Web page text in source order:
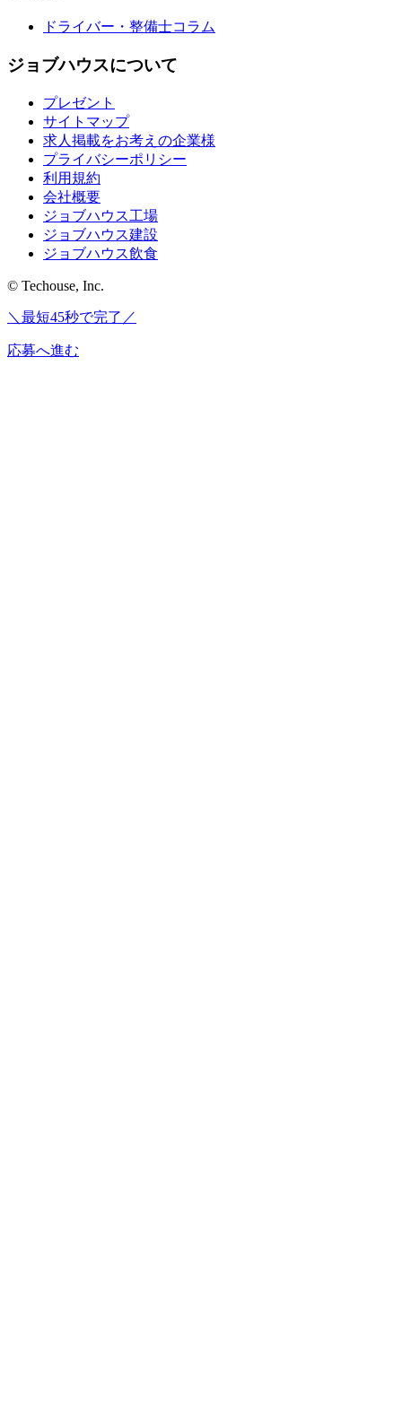
ドライバー・整備士コラム
ジョブハウスについて
プレゼント
サイトマップ
求人掲載をお考えの企業様
プライバシーポリシー
利用規約
会社概要
ジョブハウス工場
ジョブハウス建設
ジョブハウス飲食
© Techouse, Inc.
＼最短45秒で完了／
応募へ進む